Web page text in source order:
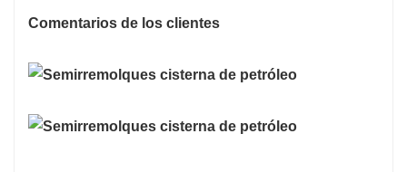
Comentarios de los clientes